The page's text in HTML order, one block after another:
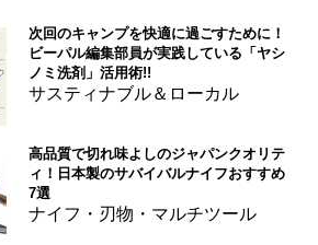
次回のキャンプを快適に過ごすために！
ビーパル編集部員が実践している「ヤシ
ノミ洗剤」活用術!!
サスティナブル＆ローカル
高品質で切れ味よしのジャパンクオリテ
ィ！日本製のサバイバルナイフおすすめ
7選
ナイフ・刃物・マルチツール